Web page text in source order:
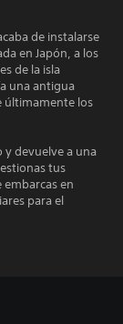
de instalarse
en Japón, a los
de la isla
una antigua
últimamente los
y devuelve a una
tus
en
para el